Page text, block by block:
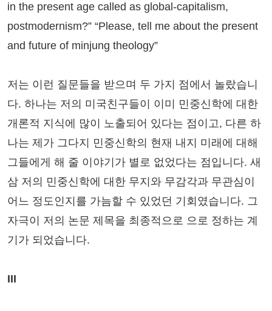
in the present age called as global-capitalism,
postmodernism?” “Please, tell me about the present
and future of minjung theology”
저는 이런 질문들을 받으며 두 가지 점에서 놀랐습니
다. 하나는 저의 미국친구들이 이미 민중신학에 대한
개론적 지식에 많이 노출되어 있다는 점이고, 다른 하
나는 제가 그다지 민중신학의 현재 내지 미래에 대해
그들에게 해 줄 이야기가 별로 없었다는 점입니다. 새
삼 저의 민중신학에 대한 무지와 무감각과 무관심이
어느 정도인지를 가늠할 수 있었던 기회였습니다. 그
자극이 저의 논문 제목을 최종적으로 으로 정하는 계
기가 되었습니다.
III